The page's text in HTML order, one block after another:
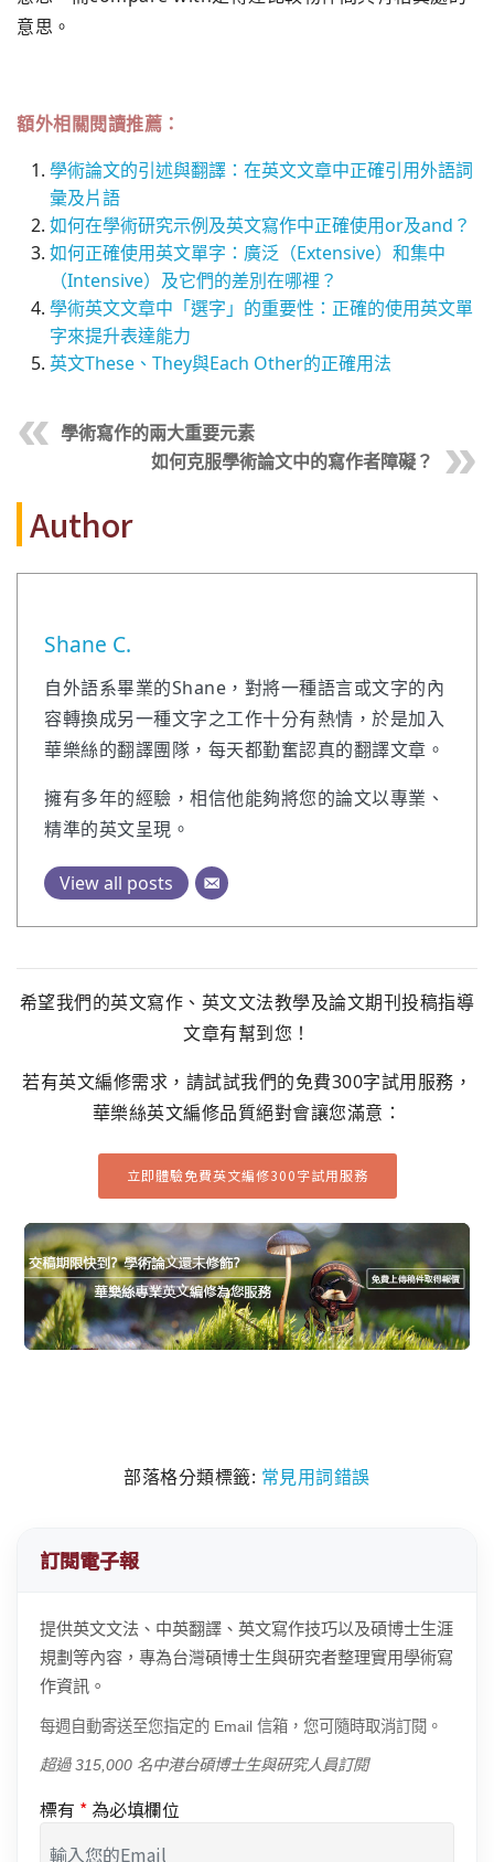
意思。
額外相關閱讀推薦：
學術論文的引述與翻譯：在英文文章中正確引用外語詞
彙及片語
如何在學術研究示例及英文寫作中正確使用or及and？
如何正確使用英文單字：廣泛（Extensive）和集中
（Intensive）及它們的差別在哪裡？
學術英文文章中「選字」的重要性：正確的使用英文單
字來提升表達能力
英文These、They與Each Other的正確用法
學術寫作的兩大重要元素
如何克服學術論文中的寫作者障礙？
Author
Shane C.
自外語系畢業的Shane，對將一種語言或文字的內
容轉換成另一種文字之工作十分有熱情，於是加入
華樂絲的翻譯團隊，每天都勤奮認真的翻譯文章。
擁有多年的經驗，相信他能夠將您的論文以專業、
精準的英文呈現。
View all posts
希望我們的英文寫作、英文文法教學及論文期刊投稿指導
文章有幫到您！
若有英文編修需求，請試試我們的免費300字試用服務，
華樂絲英文編修品質絕對會讓您滿意：
立即體驗免費英文編修300字試用服務
部落格分類標籤: 常見用詞錯誤
訂閱電子報
提供英文文法、中英翻譯、英文寫作技巧以及碩博士生涯
規劃等內容，專為台灣碩博士生與研究者整理實用學術寫
作資訊。
每週自動寄送至您指定的 Email 信箱，您可隨時取消訂閱。
超過 315,000 名中港台碩博士生與研究人員訂閱
標有 * 為必填欄位